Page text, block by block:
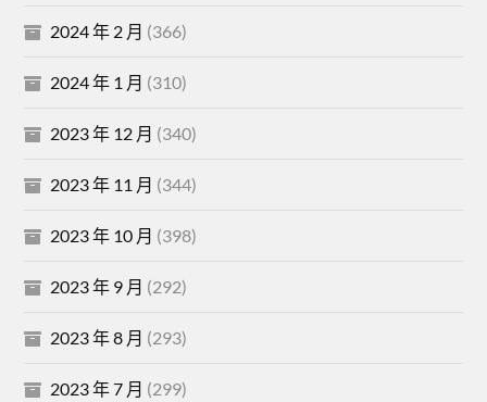
2024 年 2 月 (366)
2024 年 1 月 (310)
2023 年 12 月 (340)
2023 年 11 月 (344)
2023 年 10 月 (398)
2023 年 9 月 (292)
2023 年 8 月 (293)
2023 年 7 月 (299)